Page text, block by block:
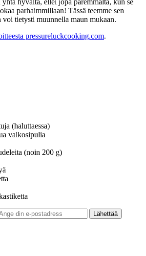
yhtä hyvältä, ellei jopa paremmalta, kun se
parhaimmillaan! Tässä teemme sen
voi tietysti muunnella maun mukaan.
pressureluckcooking.com.
(haluttaessa)
valkosipulia
(noin 200 g)
Lähettää